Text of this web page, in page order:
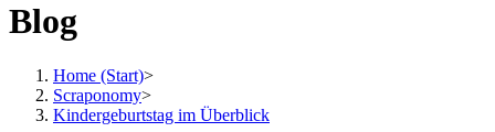
Blog
Home (Start)>
Scraponomy>
Kindergeburtstag im Überblick